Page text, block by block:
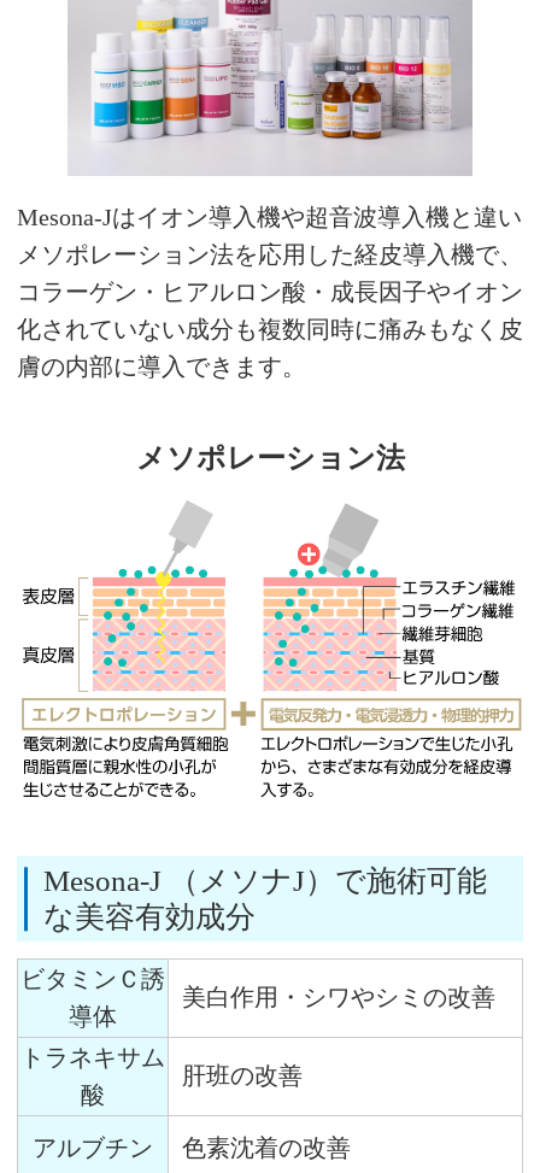
Mesona-Jはイオン導入機や超音波導入機と違い
メソポレーション法を応用した経皮導入機で、
コラーゲン・ヒアルロン酸・成長因子やイオン
化されていない成分も複数同時に痛みもなく皮
膚の内部に導入できます。
メソポレーション法
Mesona-J （メソナJ）で施術可能
な美容有効成分
ビタミンＣ誘
導体
美白作用・シワやシミの改善
トラネキサム
酸
肝班の改善
アルブチン 色素沈着の改善